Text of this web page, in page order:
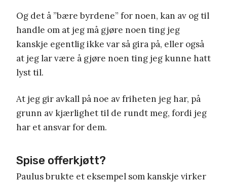
Og det å ”bære byrdene” for noen, kan av og til
handle om at jeg må gjøre noen ting jeg
kanskje egentlig ikke var så gira på, eller også
at jeg lar være å gjøre noen ting jeg kunne hatt
lyst til.
At jeg gir avkall på noe av friheten jeg har, på
grunn av kjærlighet til de rundt meg, fordi jeg
har et ansvar for dem.
Spise offerkjøtt?
Paulus brukte et eksempel som kanskje virker